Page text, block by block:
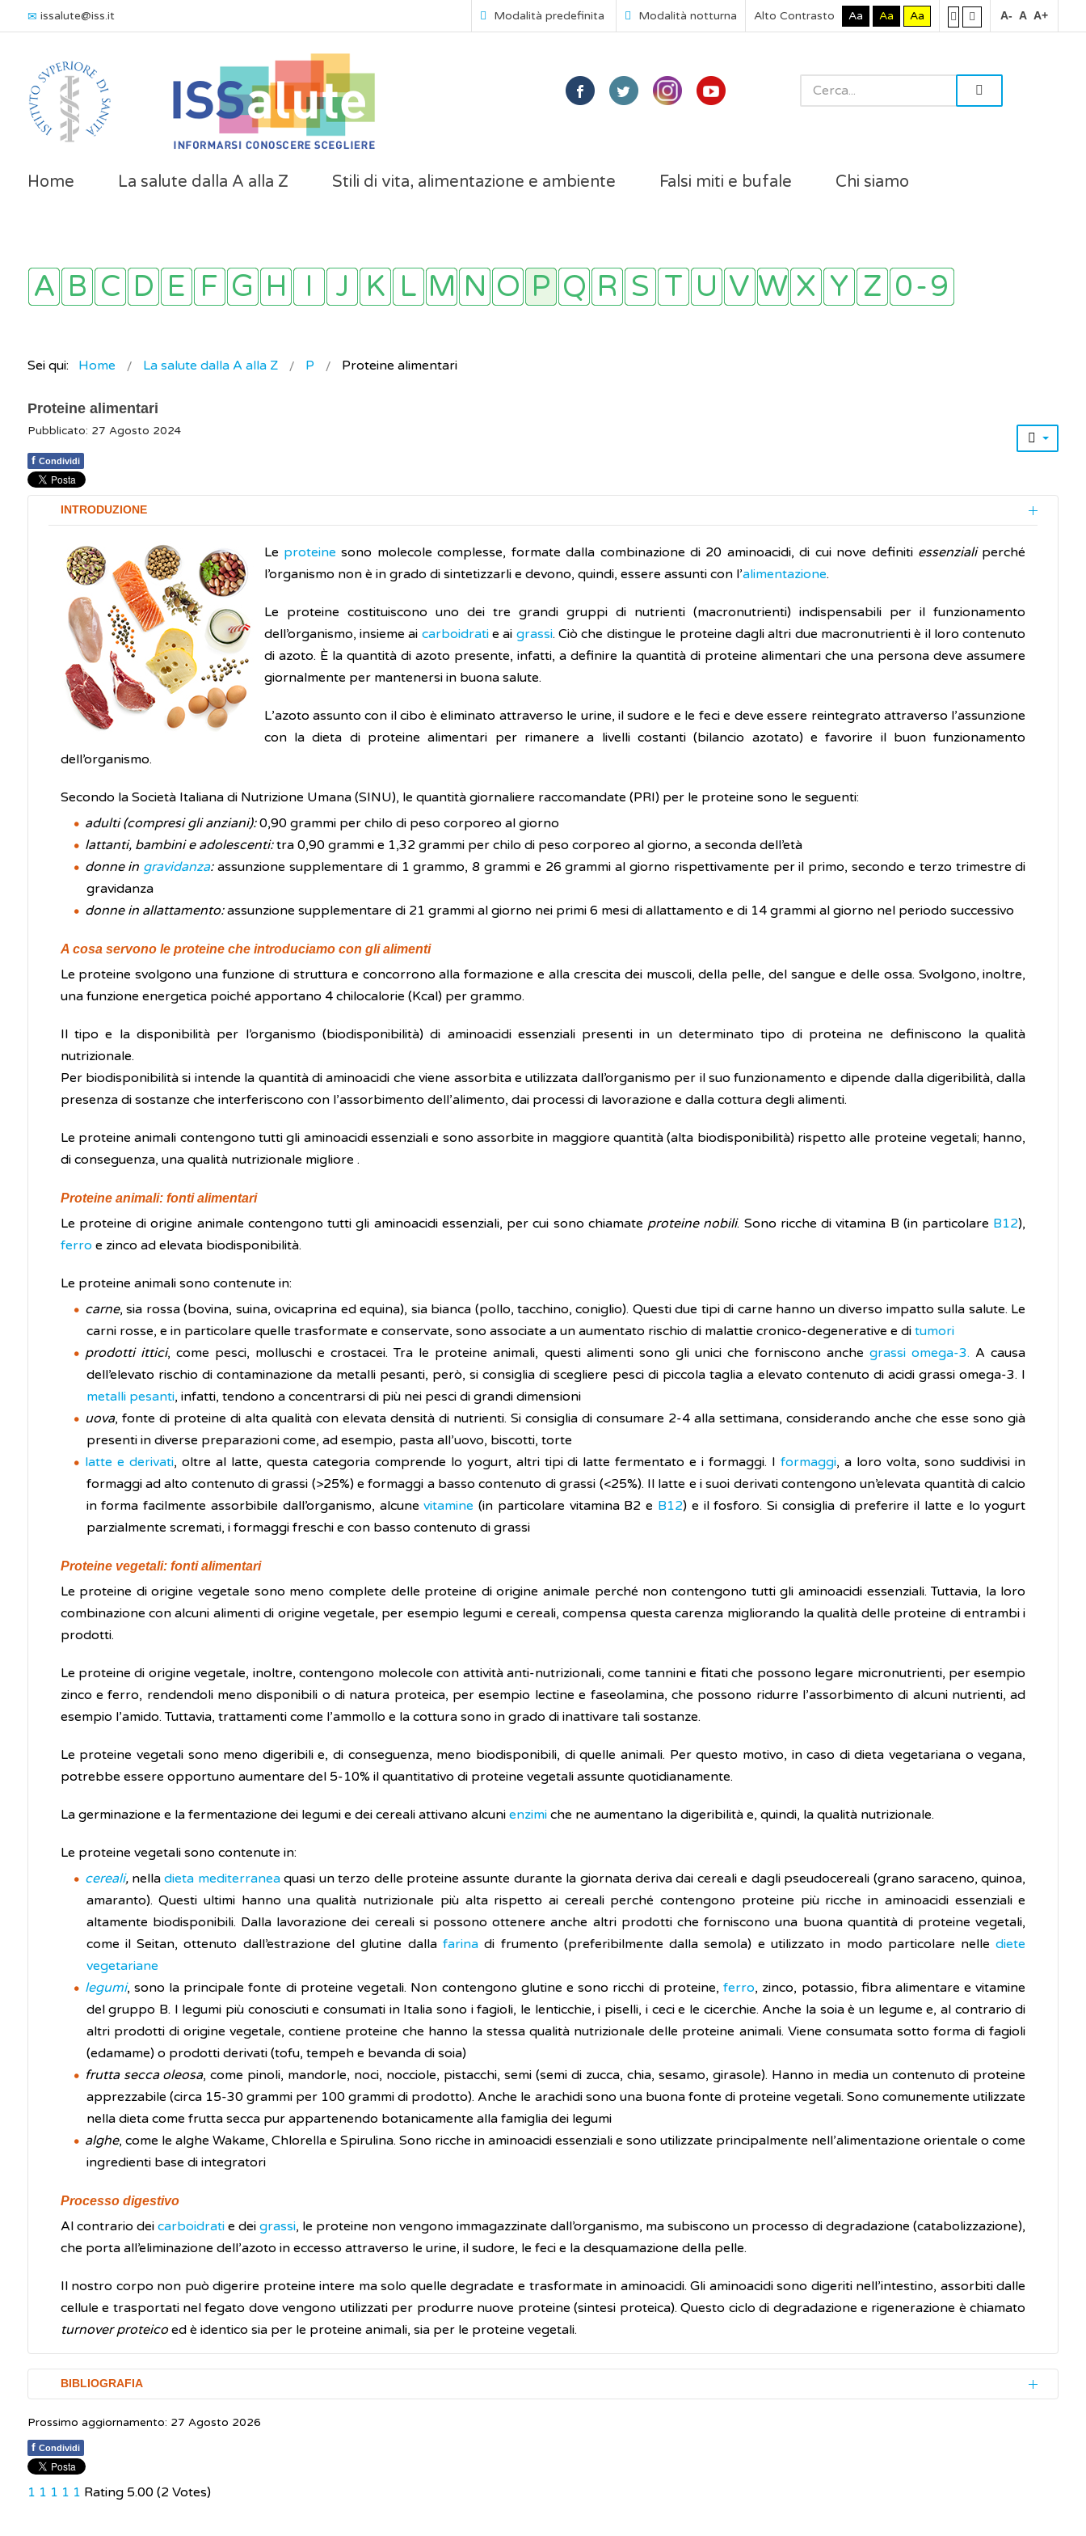
issalute@iss.it Modalità predefinita Modalità notturna Alto Contrasto Aa Aa Aa A- A A+
Home La salute dalla A alla Z Stili di vita, alimentazione e ambiente Falsi miti e bufale Chi siamo
Sei qui: Home La salute dalla A alla Z P Proteine alimentari
Proteine alimentari
Pubblicato: 27 Agosto 2024
f Condividi
INTRODUZIONE
Le proteine sono molecole complesse, formate dalla combinazione di 20 aminoacidi, di cui nove definiti essenzialiperché
l’organismo non è in grado di sintetizzarli e devono, quindi, essere assunti con l’alimentazione.
Le proteine costituiscono uno dei tre grandi gruppi di nutrienti (macronutrienti) indispensabili per il funzionamento
dell’organismo, insieme ai carboidratie ai grassi. Ciò che distingue le proteine dagli altri due macronutrienti è il loro contenuto
di azoto. È la quantità di azoto presente, infatti, a definire la quantità di proteine alimentari che una persona deve assumere
giornalmente per mantenersi in buona salute.
L’azoto assunto con il cibo è eliminato attraverso le urine, il sudore e le feci e deve essere reintegrato attraverso l’assunzione
con la dieta di proteine alimentari per rimanere a livelli costanti (bilancio azotato) e favorire il buon funzionamento
dell’organismo.
Secondo la Società Italiana di Nutrizione Umana (SINU), le quantità giornaliere raccomandate (PRI) per le proteine sono le seguenti:
adulti (compresi gli anziani):0,90 grammi per chilo di peso corporeo al giorno
lattanti, bambini e adolescenti:tra 0,90 grammi e 1,32 grammi per chilo di peso corporeo al giorno, a seconda dell’età
donne in gravidanza:assunzione supplementare di 1 grammo, 8 grammi e 26 grammi al giorno rispettivamente per il primo, secondo e terzo trimestre di
gravidanza
donne in allattamento:assunzione supplementare di 21 grammi al giorno nei primi 6 mesi di allattamento e di 14 grammi al giorno nel periodo successivo
A cosa servono le proteine che introduciamo con gli alimenti
Le proteine svolgono una funzione di struttura e concorrono alla formazione e alla crescita dei muscoli, della pelle, del sangue e delle ossa. Svolgono, inoltre,
una funzione energetica poiché apportano 4 chilocalorie (Kcal) per grammo.
Il tipo e la disponibilità per l’organismo (biodisponibilità) di aminoacidi essenziali presenti in un determinato tipo di proteina ne definiscono la qualità
nutrizionale.
Per biodisponibilità si intende la quantità di aminoacidi che viene assorbita e utilizzata dall’organismo per il suo funzionamento e dipende dalla digeribilità, dalla
presenza di sostanze che interferiscono con l’assorbimento dell’alimento, dai processi di lavorazione e dalla cottura degli alimenti.
Le proteine animali contengono tutti gli aminoacidi essenziali e sono assorbite in maggiore quantità (alta biodisponibilità) rispetto alle proteine vegetali; hanno,
di conseguenza, una qualità nutrizionale migliore .
Proteine animali: fonti alimentari
Le proteine di origine animale contengono tutti gli aminoacidi essenziali, per cui sono chiamate proteine nobili. Sono ricche di vitamina B (in particolare B12),
ferro e zinco ad elevata biodisponibilità.
Le proteine animali sono contenute in:
carne, sia rossa (bovina, suina, ovicaprina ed equina), sia bianca (pollo, tacchino, coniglio). Questi due tipi di carne hanno un diverso impatto sulla salute. Le
carni rosse, e in particolare quelle trasformate e conservate, sono associate a un aumentato rischio di malattie cronico-degenerative e di tumori
prodotti ittici, come pesci, molluschi e crostacei. Tra le proteine animali, questi alimenti sono gli unici che forniscono anchegrassi omega-3. A causa
dell’elevato rischio di contaminazione da metalli pesanti, però, si consiglia di scegliere pesci di piccola taglia a elevato contenuto di acidi grassi omega-3. I
metalli pesanti, infatti, tendono a concentrarsi di più nei pesci di grandi dimensioni
uova, fonte di proteine di alta qualità con elevata densità di nutrienti. Si consiglia di consumare 2-4 alla settimana, considerando anche che esse sono già
presenti in diverse preparazioni come, ad esempio, pasta all’uovo, biscotti, torte
latte e derivati, oltre al latte, questa categoria comprende lo yogurt, altri tipi di latte fermentato e i formaggi. Iformaggi, a loro volta, sono suddivisi in
formaggi ad alto contenuto di grassi (>25%) e formaggi a basso contenuto di grassi (<25%). Il latte e i suoi derivati contengono un’elevata quantità di calcio
in forma facilmente assorbibile dall’organismo, alcunevitamine (in particolare vitamina B2 e B12) e il fosforo. Si consiglia di preferire il latte e lo yogurt
parzialmente scremati, i formaggi freschi e con basso contenuto di grassi
Proteine vegetali: fonti alimentari
Le proteine di origine vegetale sono meno complete delle proteine di origine animale perché non contengono tutti gli aminoacidi essenziali. Tuttavia, la loro
combinazione con alcuni alimenti di origine vegetale, per esempio legumi e cereali, compensa questa carenza migliorando la qualità delle proteine di entrambi i
prodotti.
Le proteine di origine vegetale, inoltre, contengono molecole con attività anti-nutrizionali, come tannini e fitati che possono legare micronutrienti, per esempio
zinco e ferro, rendendoli meno disponibili o di natura proteica, per esempio lectine e faseolamina, che possono ridurre l’assorbimento di alcuni nutrienti, ad
esempio l’amido. Tuttavia, trattamenti come l’ammollo e la cottura sono in grado di inattivare tali sostanze.
Le proteine vegetali sono meno digeribili e, di conseguenza, meno biodisponibili, di quelle animali. Per questo motivo, in caso di dieta vegetariana o vegana,
potrebbe essere opportuno aumentare del 5-10% il quantitativo di proteine vegetali assunte quotidianamente.
La germinazione e la fermentazione dei legumi e dei cereali attivano alcuni enzimiche ne aumentano la digeribilità e, quindi, la qualità nutrizionale.
Le proteine vegetali sono contenute in:
cereali,nelladieta mediterraneaquasi un terzo delle proteine assunte durante la giornata deriva dai cereali e dagli pseudocereali (grano saraceno, quinoa,
amaranto). Questi ultimi hanno una qualità nutrizionale più alta rispetto ai cereali perché contengono proteine più ricche in aminoacidi essenziali e
altamente biodisponibili. Dalla lavorazione dei cereali si possono ottenere anche altri prodotti che forniscono una buona quantità di proteine vegetali,
come il Seitan, ottenuto dall’estrazione del glutine dalla farinadi frumento (preferibilmente dalla semola) e utilizzato in modo particolare nellediete
vegetariane
legumi, sono la principale fonte di proteine vegetali. Non contengono glutine e sono ricchi di proteine,ferro, zinco, potassio, fibra alimentare e vitamine
del gruppo B. I legumi più conosciuti e consumati in Italia sono i fagioli, le lenticchie, i piselli, i ceci e le cicerchie. Anche la soia è un legume e, al contrario di
altri prodotti di origine vegetale, contiene proteine che hanno la stessa qualità nutrizionale delle proteine animali. Viene consumata sotto forma di fagioli
(edamame) o prodotti derivati (tofu, tempeh e bevanda di soia)
frutta secca oleosa, come pinoli, mandorle, noci, nocciole, pistacchi, semi (semi di zucca, chia, sesamo, girasole). Hanno in media un contenuto di proteine
apprezzabile (circa 15-30 grammi per 100 grammi di prodotto). Anche le arachidi sono una buona fonte di proteine vegetali. Sono comunemente utilizzate
nella dieta come frutta secca pur appartenendo botanicamente alla famiglia dei legumi
alghe, come le alghe Wakame, Chlorella e Spirulina. Sono ricche in aminoacidi essenziali e sono utilizzate principalmente nell’alimentazione orientale o come
ingredienti base di integratori
Processo digestivo
Al contrario dei carboidratie dei grassi, le proteine non vengono immagazzinate dall’organismo, ma subiscono un processo di degradazione (catabolizzazione),
che porta all’eliminazione dell’azoto in eccesso attraverso le urine, il sudore, le feci e la desquamazione della pelle.
Il nostro corpo non può digerire proteine intere ma solo quelle degradate e trasformate in aminoacidi. Gli aminoacidi sono digeriti nell’intestino, assorbiti dalle
cellule e trasportati nel fegato dove vengono utilizzati per produrre nuove proteine (sintesi proteica). Questo ciclo di degradazione e rigenerazione è chiamato
turnover proteicoed è identico sia per le proteine animali, sia per le proteine vegetali.
BIBLIOGRAFIA
Consiglio per la ricerca in agricoltura e l'analisi dell'economia agraria (CREA).
Società Italiana di Nutrizione Umana.
Società Italiana di Nutrizione Umana.
Prossimo aggiornamento: 27 Agosto 2026
f Condividi
1 1 1 1 1 Rating 5.00 (2 Votes)